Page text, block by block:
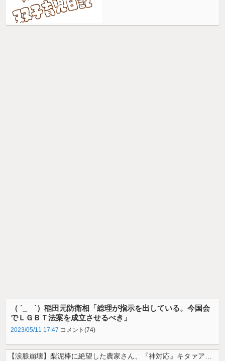
（ ´_ゝ`）稲田元防衛相「総理が指示を出している。今国会
でＬＧＢＴ法案を成立させるべき」
2023/05/11 17:47 コメント(74)
【涙腺崩壊】梨泥棒に絶望した農家さん、『神対応』キタァアアアアアーーー...